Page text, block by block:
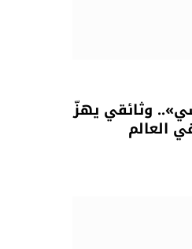
وثائقي يهزّ
العالم